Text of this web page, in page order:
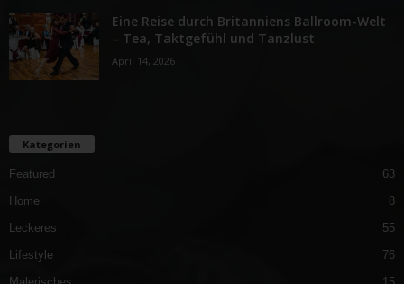
Eine Reise durch Britanniens Ballroom-Welt
– Tea, Taktgefühl und Tanzlust
April 14, 2026
Kategorien
Featured
63
Home
8
Leckeres
55
Lifestyle
76